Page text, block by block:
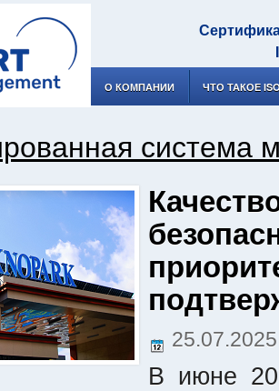
О КОМПАНИИ ЧТО ТАКОЕ
система
В июне